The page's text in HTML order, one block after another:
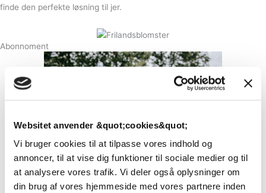
Websitet anvender &quot;cookies&quot;
Vi bruger cookies til at tilpasse vores indhold og
annoncer, til at vise dig funktioner til sociale medier og til
at analysere vores trafik. Vi deler også oplysninger om
din brug af vores hjemmeside med vores partnere inden
finde den perfekte løsning til jer.
Abonnoment